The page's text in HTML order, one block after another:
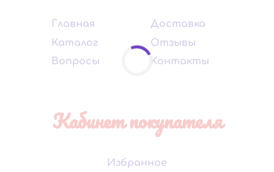
Главная
Каталог
Вопросы
Доставка
Отзывы
Контакты
Кабинет покупателя
Избранное